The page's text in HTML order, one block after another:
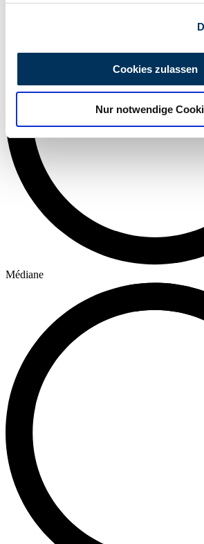
analysieren. Außerdem geben wir
Verwendung unserer Website an
soziale Medien, Werbung und
Partner führen diese Informationen
weiteren Daten zusammen, die Sie
haben oder die sie im Rahmen Ihrer
gesammelt haben.
Cookies zulassen
Nur notwendige
Médiane